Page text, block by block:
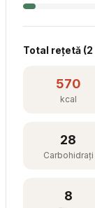
Total rețetă (2
570
kcal
28
Carbohidrați
8